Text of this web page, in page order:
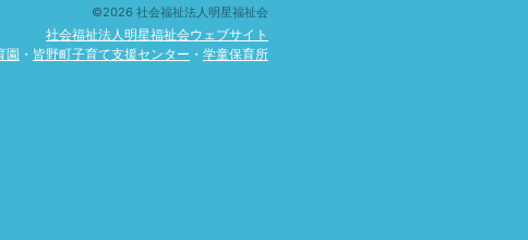
©2026 社会福祉法人明星福祉会
社会福祉法人明星福祉会ウェブサイト
園 ・ 皆野町子育て支援センター ・ 学童保育所